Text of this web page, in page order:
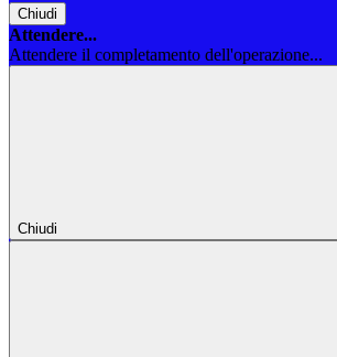
Chiudi
Attendere...
Attendere il completamento dell'operazione...
Chiudi